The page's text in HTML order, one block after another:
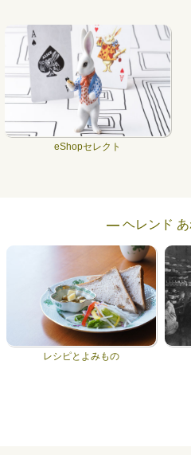
eShopセレクト
― ヘレンド
レシピとよみもの